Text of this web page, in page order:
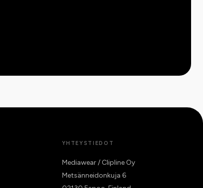
YHTEYSTIEDOT
Mediawear / Clipline Oy
Metsänneidonkuja 6